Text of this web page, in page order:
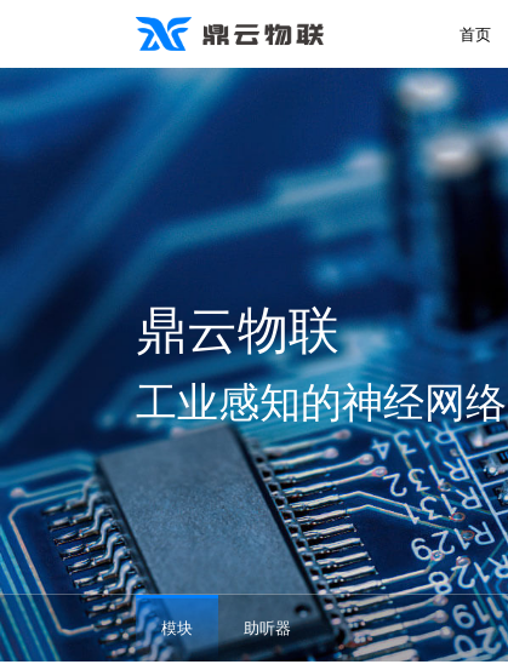
首页
鼎云物联
工业感知的神经网络
模块 助听器